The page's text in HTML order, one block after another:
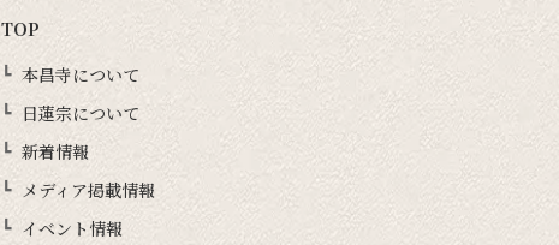
TOP
本昌寺について
日蓮宗について
新着情報
メディア掲載情報
イベント情報